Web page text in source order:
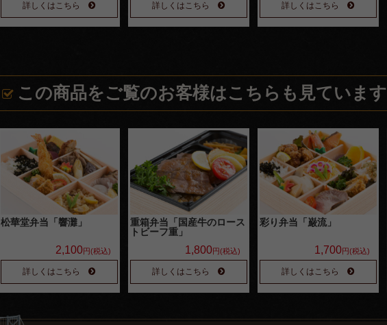
詳しくはこちら 詳しくはこちら 詳しくはこちら
この商品をご覧のお客様はこちらも見ています
松華堂弁当「響灘」
2,100円(税込)
詳しくはこちら
重箱弁当「国産牛のロース
トビーフ重」
1,800円(税込)
詳しくはこちら
彩り弁当「巌流」
1,700円(税込)
詳しくはこちら